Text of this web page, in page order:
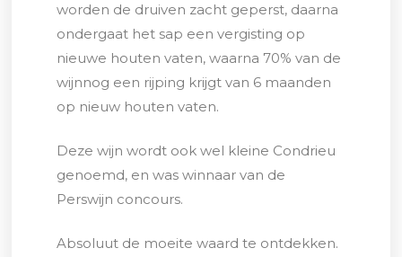
worden de druiven zacht geperst, daarna
ondergaat het sap een vergisting op
nieuwe houten vaten, waarna 70% van de
wijnnog een rijping krijgt van 6 maanden
op nieuw houten vaten.
Deze wijn wordt ook wel kleine Condrieu
genoemd, en was winnaar van de
Perswijn concours.
Absoluut de moeite waard te ontdekken.